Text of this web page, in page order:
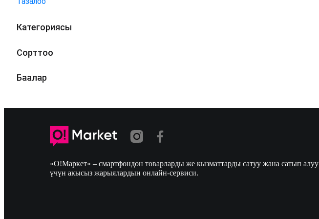
Категориясы
Сорттоо
Баалар
«О!Маркет» – смартфондон товарларды же кызматтарды сатуу жана сатып алуу
үчүн акысыз жарыялардын онлайн-сервиси.